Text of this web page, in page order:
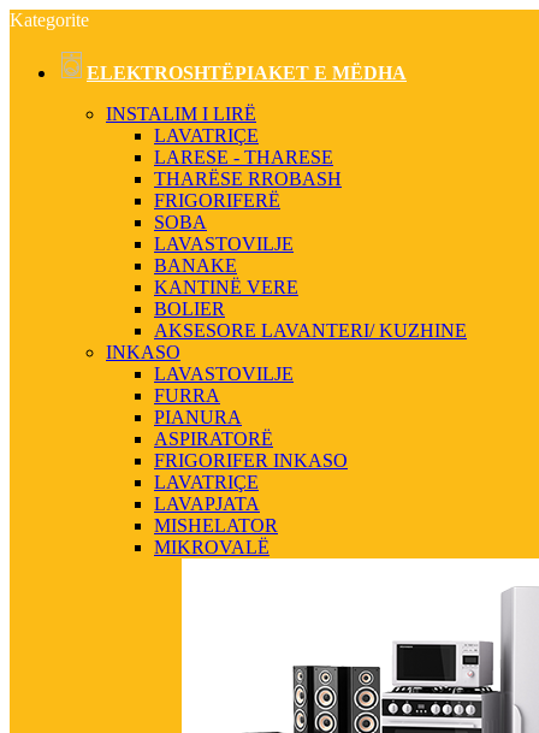
Kategorite
ELEKTROSHTËPIAKET E MËDHA
INSTALIM I LIRË
LAVATRIÇE
LARESE - THARESE
THARËSE RROBASH
FRIGORIFERË
SOBA
LAVASTOVILJE
BANAKE
KANTINË VERE
BOLIER
AKSESORE LAVANTERI/ KUZHINE
INKASO
LAVASTOVILJE
FURRA
PIANURA
ASPIRATORË
FRIGORIFER INKASO
LAVATRIÇE
LAVAPJATA
MISHELATOR
MIKROVALË